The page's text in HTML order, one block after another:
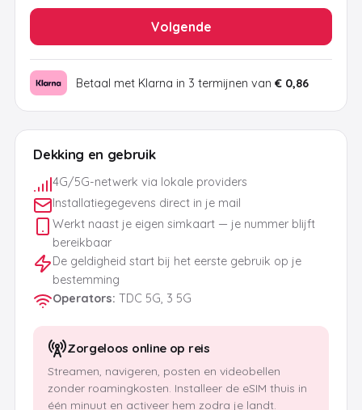
Dekking en gebruik
4G/5G-netwerk via lokale providers
Installatiegegevens direct in je mail
Werkt naast je eigen simkaart — je nummer blijft
bereikbaar
De geldigheid start bij het eerste gebruik op je
bestemming
Operators: TDC 5G, 3 5G
Zorgeloos online op reis
Streamen, navigeren, posten en videobellen
zonder roamingkosten. Installeer de eSIM thuis in
één minuut en activeer hem zodra je landt.
Volgende
Betaal met Klarna in 3 termijnen van € 0,86